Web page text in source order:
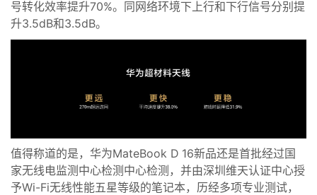
号转化效率提升70%。同网络环境下上行和下行信号分别提
升3.5dB和3.5dB。
值得称道的是，华为MateBook D 16新品还是首批经过国
家无线电监测中心检测中心检测，并由深圳维天认证中心授
予Wi-Fi无线性能五星等级的笔记本，历经多项专业测试，